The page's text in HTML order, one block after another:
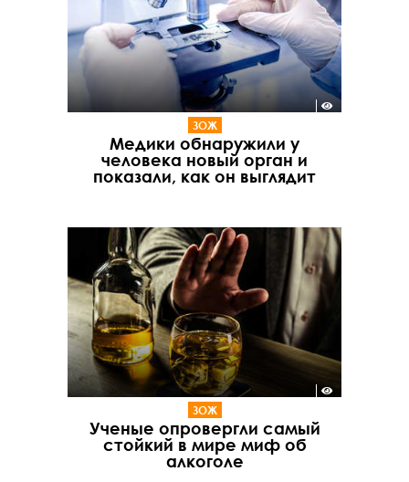
ЗОЖ
Медики обнаружили у
человека новый орган и
показали, как он выглядит
ЗОЖ
Ученые опровергли самый
стойкий в мире миф об
алкоголе